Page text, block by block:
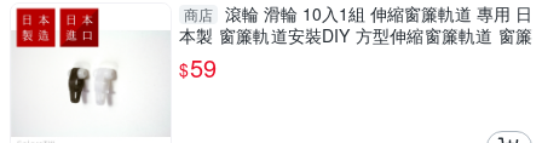
商店 滾輪 滑輪 10入1組 伸縮窗簾軌道 專用 日
本製 窗簾軌道安裝DIY 方型伸縮窗簾軌道 窗簾
伸縮桿
$59